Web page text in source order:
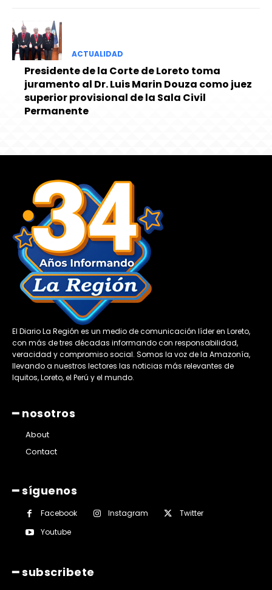
ACTUALIDAD
Presidente de la Corte de Loreto toma
juramento al Dr. Luis Marin Douza como juez
superior provisional de la Sala Civil
Permanente
El Diario La Región es un medio de comunicación líder en Loreto,
con más de tres décadas informando con responsabilidad,
veracidad y compromiso social. Somos la voz de la Amazonía,
llevando a nuestros lectores las noticias más relevantes de
Iquitos, Loreto, el Perú y el mundo.
━ nosotros
About
Contact
━ síguenos
Facebook Instagram
Twitter
Youtube
━ subscribete